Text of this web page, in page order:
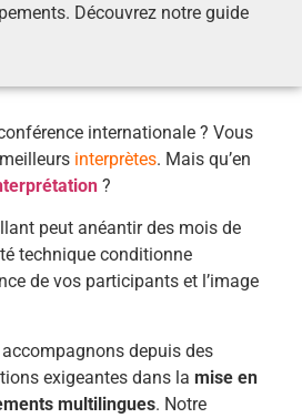
Découvrez notre guide
internationale ? Vous
interprètes. Mais qu’en
?
peut anéantir des mois de
technique conditionne
de vos participants et l’image
depuis des
exigeantes dans la mise en
multilingues. Notre